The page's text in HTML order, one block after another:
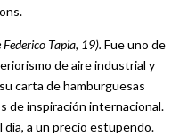
Federico Tapia, 19). Fue uno de
de aire industrial y
carta de hamburguesas
de inspiración internacional.
día, a un precio estupendo.